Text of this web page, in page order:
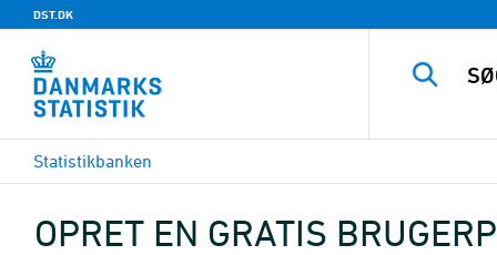
DST.DK
Statistikbanken
OPRET EN GRATIS